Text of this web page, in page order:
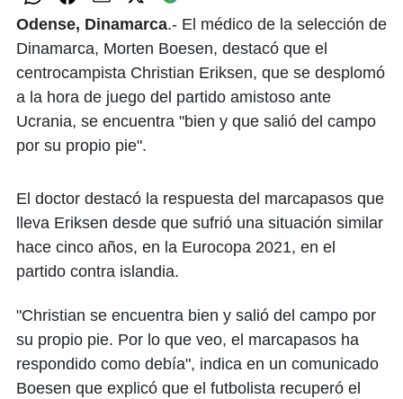
Odense, Dinamarca.- El médico de la selección de
Dinamarca, Morten Boesen, destacó que el
centrocampista Christian Eriksen, que se desplomó
a la hora de juego del partido amistoso ante
Ucrania, se encuentra "bien y que salió del campo
por su propio pie".
El doctor destacó la respuesta del marcapasos que
lleva Eriksen desde que sufrió una situación similar
hace cinco años, en la Eurocopa 2021, en el
partido contra islandia.
"Christian se encuentra bien y salió del campo por
su propio pie. Por lo que veo, el marcapasos ha
respondido como debía", indica en un comunicado
Boesen que explicó que el futbolista recuperó el